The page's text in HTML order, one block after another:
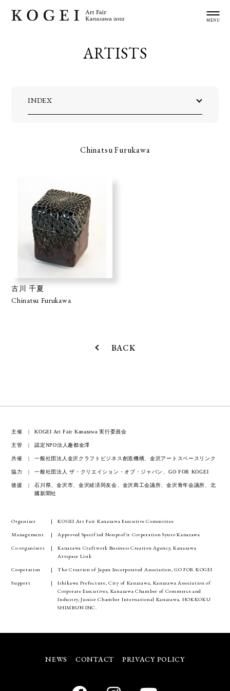
ARTISTS
INDEX
Chinatsu Furukawa
古川 千夏
Chinatsu Furukawa
BACK
主催 KOGEI Art Fair Kanazawa 実行委員会
主管 認定NPO法人趣都金澤
共催 一般社団法人金沢クラフトビジネス創造機構、金沢アートスペースリンク
協力 一般社団法人 ザ・クリエイション・オブ・ジャパン、GO FOR KOGEI
後援
石川県、金沢市、金沢経済同友会、金沢商工会議所、金沢青年会議所、北
國新聞社
Organizer
KOGEI Art Fair Kanazawa Executive Committee
Management
Approved Specified Nonprofit Corporation Syuto Kanazawa
Co-organizers
Kanazawa Craftwork Business Creation Agency, Kanazawa
Artspace Link
Cooperation
The Creation of Japan Incorporated Association, GO FOR KOGEI
Support
Ishikawa Prefecture, City of Kanazawa, Kanazawa Association of
Corporate Executives, Kanazawa Chamber of Commerce and
Industry, Junior Chamber International Kanazawa, HOKKOKU
SHIMBUN INC.
NEWS CONTACT PRIVACY POLICY